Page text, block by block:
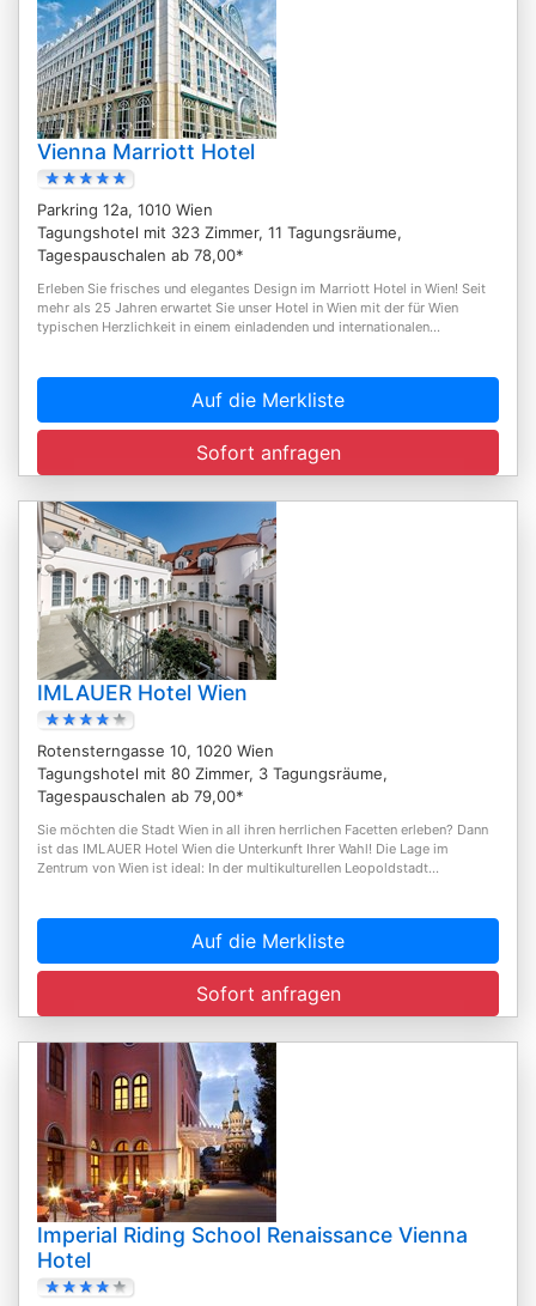
Vienna Marriott Hotel
Parkring 12a, 1010 Wien
Tagungshotel mit 323 Zimmer, 11 Tagungsräume,
Tagespauschalen ab 78,00*
Erleben Sie frisches und elegantes Design im Marriott Hotel in Wien! Seit
mehr als 25 Jahren erwartet Sie unser Hotel in Wien mit der für Wien
typischen Herzlichkeit in einem einladenden und internationalen...
Auf die Merkliste
Sofort anfragen
IMLAUER Hotel Wien
Rotensterngasse 10, 1020 Wien
Tagungshotel mit 80 Zimmer, 3 Tagungsräume,
Tagespauschalen ab 79,00*
Sie möchten die Stadt Wien in all ihren herrlichen Facetten erleben? Dann
ist das IMLAUER Hotel Wien die Unterkunft Ihrer Wahl! Die Lage im
Zentrum von Wien ist ideal: In der multikulturellen Leopoldstadt...
Auf die Merkliste
Sofort anfragen
Imperial Riding School Renaissance Vienna
Hotel